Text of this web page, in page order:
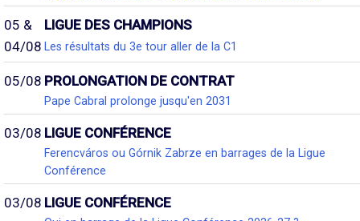
05 &
04/08
LIGUE DES CHAMPIONS
Les résultats du 3e tour aller de la C1
05/08 PROLONGATION DE CONTRAT
Pape Cabral prolonge jusqu'en 2031
03/08 LIGUE CONFÉRENCE
Ferencváros ou Górnik Zabrze en barrages de la Ligue
Conférence
03/08 LIGUE CONFÉRENCE